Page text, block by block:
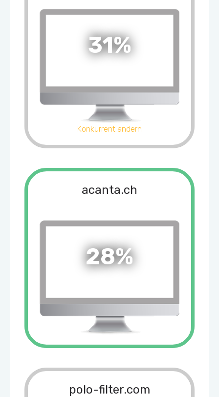
31%
Konkurrent ändern
acanta.ch
28%
polo-filter.com